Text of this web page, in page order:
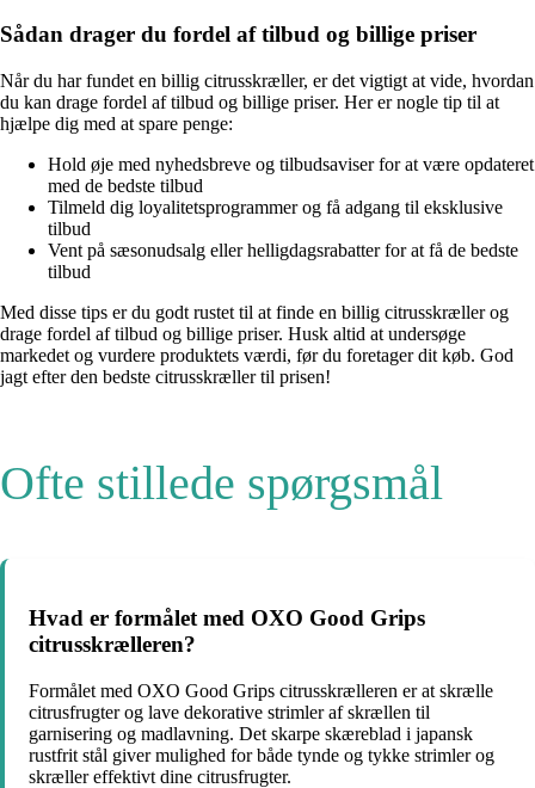
Sådan drager du fordel af tilbud og billige priser
Når du har fundet en billig citrusskræller, er det vigtigt at vide, hvordan
du kan drage fordel af tilbud og billige priser. Her er nogle tip til at
hjælpe dig med at spare penge:
Hold øje med nyhedsbreve og tilbudsaviser for at være opdateret
med de bedste tilbud
Tilmeld dig loyalitetsprogrammer og få adgang til eksklusive
tilbud
Vent på sæsonudsalg eller helligdagsrabatter for at få de bedste
tilbud
Med disse tips er du godt rustet til at finde en billig citrusskræller og
drage fordel af tilbud og billige priser. Husk altid at undersøge
markedet og vurdere produktets værdi, før du foretager dit køb. God
jagt efter den bedste citrusskræller til prisen!
Ofte stillede spørgsmål
Hvad er formålet med OXO Good Grips
citrusskrælleren?
Formålet med OXO Good Grips citrusskrælleren er at skrælle
citrusfrugter og lave dekorative strimler af skrællen til
garnisering og madlavning. Det skarpe skæreblad i japansk
rustfrit stål giver mulighed for både tynde og tykke strimler og
skræller effektivt dine citrusfrugter.